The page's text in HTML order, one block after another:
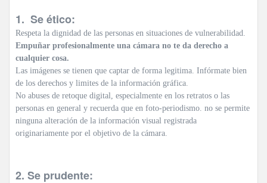
1. Se ético:
Respeta la dignidad de las personas en situaciones de vulnerabilidad.
Empuñar profesionalmente una cámara no te da derecho a
cualquier cosa.
Las imágenes se tienen que captar de forma legitima. Infórmate bien
de los derechos y limites de la información gráfica.
No abuses de retoque digital, especialmente en los retratos o las
personas en general y recuerda que en foto-periodismo. no se permite
ninguna alteración de la información visual registrada
originariamente por el objetivo de la cámara.
2. Se prudente: